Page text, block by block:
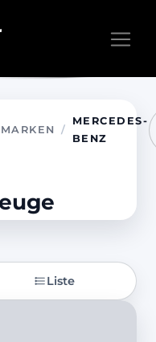
/
MERCEDES-
BENZ
Liste